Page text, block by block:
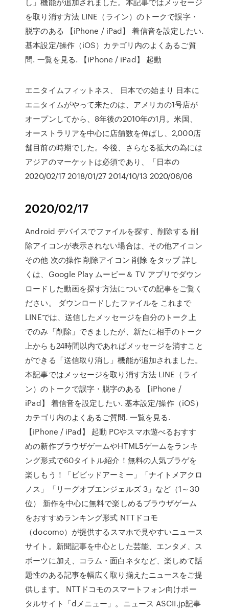
を取り消す方法 LINE（ライン）のトークで誤字・
脱字のある 【iPhone / iPad】 着信音を設定したい.
基本設定/操作（iOS）カテゴリ内のよくあるご質
問. 一覧を見る. 【iPhone / iPad】 起動
エニタイムフィットネス、 日本での始まり 日本に
エニタイムがやって来たのは、アメリカの1号店が
オープンしてから、8年後の2010年の1月。米国、
オーストラリアを中心に店舗数を伸ばし、2,000店
舗目前の時期でした。今後、さらなる拡大の為には
アジアのマーケットは必須であり、「日本の
2020/02/17 2018/01/27 2014/10/13 2020/06/06
2020/02/17
Android デバイスでファイルを探す、削除する 削
除アイコンが表示されない場合は、その他アイコン
その他 次の操作 削除アイコン 削除 をタップ 詳し
くは、Google Play ムービー＆ TV アプリでダウン
ロードした動画を探す方法についての記事をご覧く
ださい。 ダウンロードしたファイルを これまで
LINEでは、送信したメッセージを自分のトーク上
でのみ「削除」できましたが、新たに相手のトーク
上からも24時間以内であればメッセージを消すこと
ができる「送信取り消し」機能が追加されました。
本記事ではメッセージを取り消す方法 LINE（ライ
ン）のトークで誤字・脱字のある 【iPhone /
iPad】 着信音を設定したい. 基本設定/操作（iOS）
カテゴリ内のよくあるご質問. 一覧を見る.
【iPhone / iPad】 起動 PCやスマホ遊べるおすす
めの新作ブラウザゲームやHTML5ゲームをランキ
ング形式で60タイトル紹介！無料の人気ブラゲを
楽しもう！「ビビッドアーミー」「ナイトメアクロ
ノス」「リーグオブエンジェルズ 3」など（1～30
位） 新作を中心に無料で楽しめるブラウザゲーム
をおすすめランキング形式 NTTドコモ
（docomo）が提供するスマホで見やすいニュース
サイト。新聞記事を中心とした芸能、エンタメ、ス
ポーツに加え、コラム・面白ネタなど、楽しめて話
題性のある記事を幅広く取り揃えたニュースをご提
供します。 NTTドコモのスマートフォン向けポー
タルサイト「dメニュー」。ニュース ASCII.jp記事